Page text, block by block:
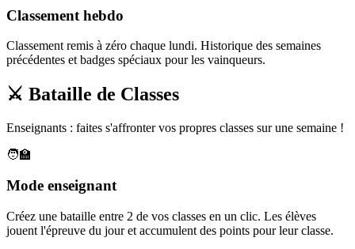
Classement hebdo
Classement remis à zéro chaque lundi. Historique des semaines
précédentes et badges spéciaux pour les vainqueurs.
⚔️ Bataille de Classes
Enseignants : faites s'affronter vos propres classes sur une semaine !
🧑‍🏫
Mode enseignant
Créez une bataille entre 2 de vos classes en un clic. Les élèves
jouent l'épreuve du jour et accumulent des points pour leur classe.